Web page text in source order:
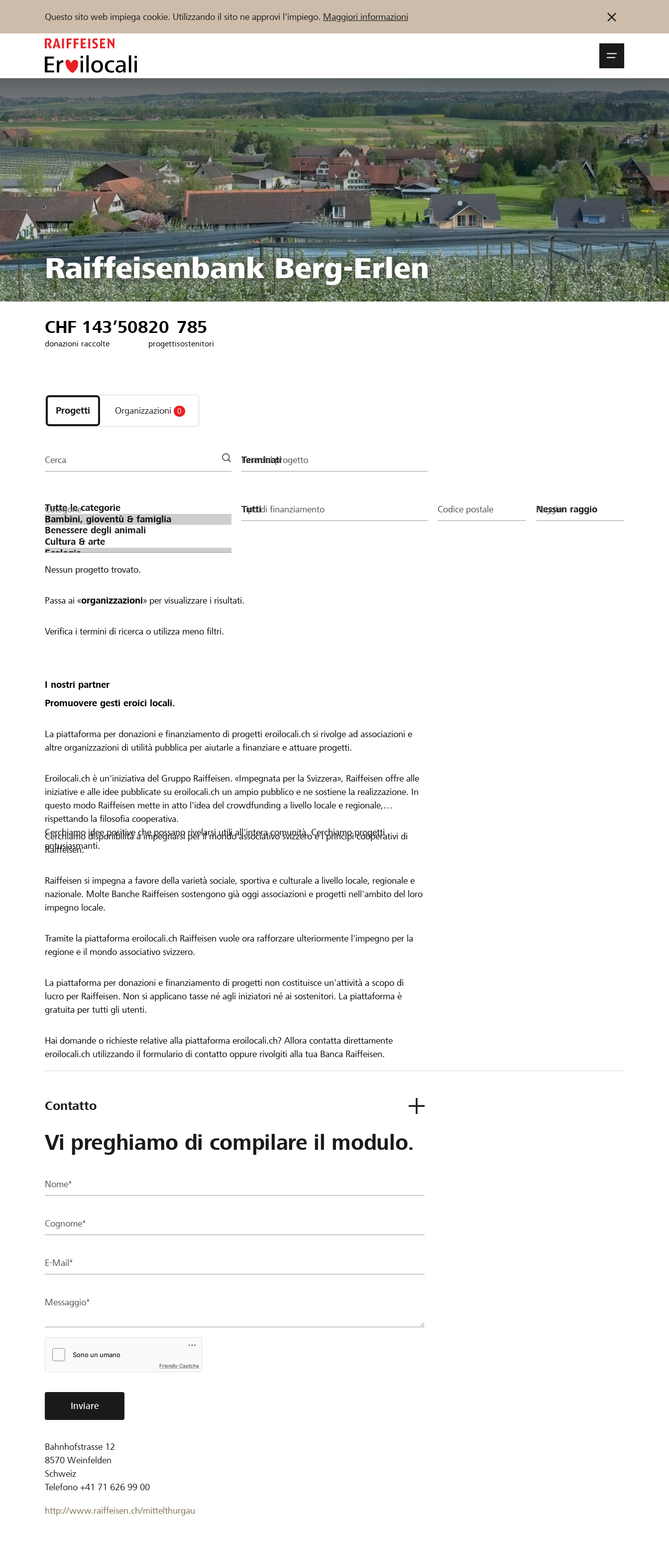
Questo sito web impiega cookie. Utilizzando il sito ne approvi l'impiego. Maggiori informazioni
Sostenere Aiuto & supporto Partner / Banche Raiffeisen Collegarsi Registrazione
Trova progetti e organizzazioni Inizia ora
DE FR IT
Raiffeisenbank Berg-Erlen
CHF 143’508
donazioni raccolte
20
progetti
785
sostenitori
i
progetti
e
della
Progetti Organizzazioni 0
Cerca Fase del progetto
Categorie Tipo di finanziamento Codice postale Raggio
Nessun progetto trovato.
Passa ai «organizzazioni» per visualizzare i risultati.
Verifica i termini di ricerca o utilizza meno filtri.
I nostri partner
Promuovere gesti eroici locali.
La piattaforma per donazioni e finanziamento di progetti eroilocali.ch si rivolge ad associazioni e
altre organizzazioni di utilità pubblica per aiutarle a finanziare e attuare progetti.
Eroilocali.ch è un'iniziativa del Gruppo Raiffeisen. «Impegnata per la Svizzera», Raiffeisen offre alle
iniziative e alle idee pubblicate su eroilocali.ch un ampio pubblico e ne sostiene la realizzazione. In
questo modo Raiffeisen mette in atto l'idea del crowdfunding a livello locale e regionale,
rispettando la filosofia cooperativa.
Cerchiamo idee positive che possano rivelarsi utili all'intera comunità. Cerchiamo progetti
entusiasmanti.
Cerchiamo disponibilità a impegnarsi per il mondo associativo svizzero e i principi cooperativi di
Raiffeisen.
Raiffeisen si impegna a favore della varietà sociale, sportiva e culturale a livello locale, regionale e
nazionale. Molte Banche Raiffeisen sostengono già oggi associazioni e progetti nell'ambito del loro
impegno locale.
Tramite la piattaforma eroilocali.ch Raiffeisen vuole ora rafforzare ulteriormente l'impegno per la
regione e il mondo associativo svizzero.
La piattaforma per donazioni e finanziamento di progetti non costituisce un'attività a scopo di
lucro per Raiffeisen. Non si applicano tasse né agli iniziatori né ai sostenitori. La piattaforma è
gratuita per tutti gli utenti.
Hai domande o richieste relative alla piattaforma eroilocali.ch? Allora contatta direttamente
eroilocali.ch utilizzando il formulario di contatto oppure rivolgiti alla tua Banca Raiffeisen.
Contatto
Vi preghiamo di compilare il modulo.
Nome*
Cognome*
E-Mail*
Messaggio*
Friendly Captcha
Inviare
Bahnhofstrasse 12
8570 Weinfelden
Schweiz
Telefono +41 71 626 99 00
http://www.raiffeisen.ch/mittelthurgau